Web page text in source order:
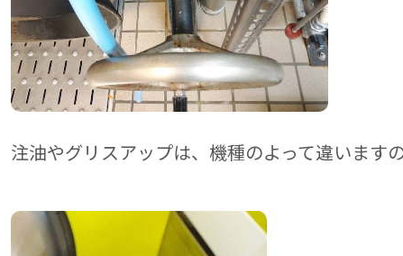
注油やグリスアップは、機種のよって違います